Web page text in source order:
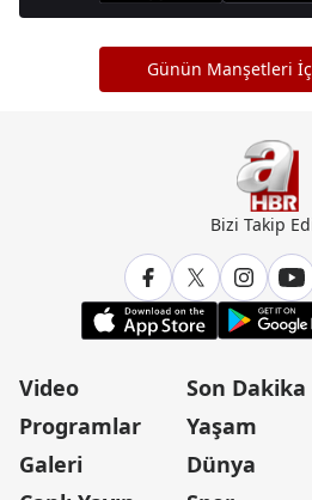
Günün Manşetleri
Bizi Takip
Video
Programlar
Galeri
Son Dakika
Yaşam
Dünya